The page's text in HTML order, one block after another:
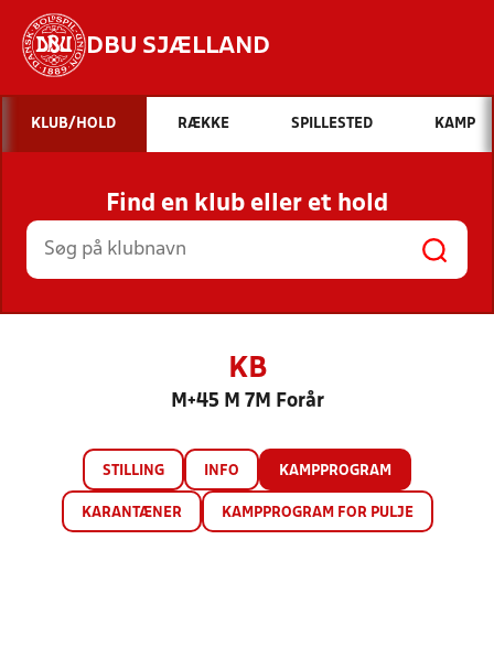
DBU SJÆLLAND
Hvad vil du søge efter?
INDHOLD OG NYHEDER
STILLINGER, RESULTATER, KLUBBER OG
HOLD
KLUB/HOLD RÆKKE SPILLESTED KAMP
Find en klub eller et hold
KB
M+45 M 7M Forår
STILLING INFO KAMPPROGRAM
KARANTÆNER KAMPPROGRAM FOR PULJE